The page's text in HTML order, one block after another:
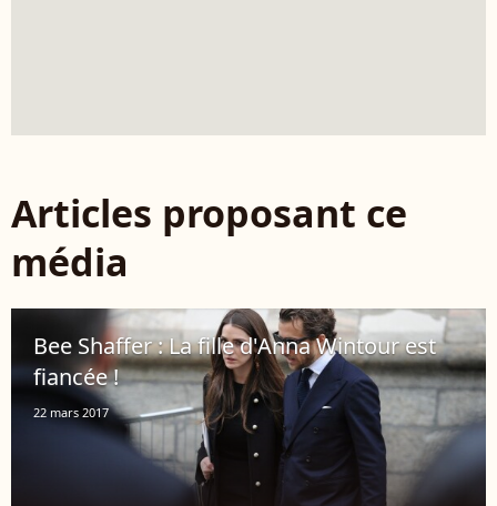
Articles proposant ce
média
Bee Shaffer : La fille d'Anna Wintour est
fiancée !
22 mars 2017